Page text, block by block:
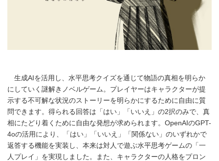
生成AIを活用し、水平思考クイズを通じて物語の真相を明らか
にしていく謎解きノベルゲーム。プレイヤーはキャラクターが提
示する不可解な状況のストーリーを明らかにするために自由に質
問できます。得られる回答は「はい」「いいえ」の2択のみで、真
相にたどり着くために自由な発想が求められます。OpenAIのGPT-
4oの活用により、「はい」「いいえ」「関係ない」のいずれかで
返答する機能を実装し、本来は対人で遊ぶ水平思考ゲームの「一
人プレイ」を実現しました。また、キャラクターの人格をプロン